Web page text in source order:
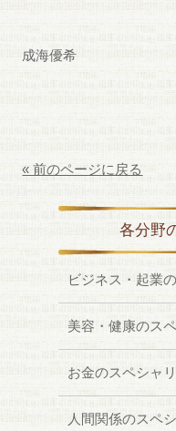
成海優希
« 前のページに戻る
各分野
ビジネス・起業
美容・健康のス
お金のスペシャ
人間関係のスペ